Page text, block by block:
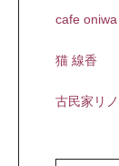
cafe oniwa
猫 線香
古民家リ